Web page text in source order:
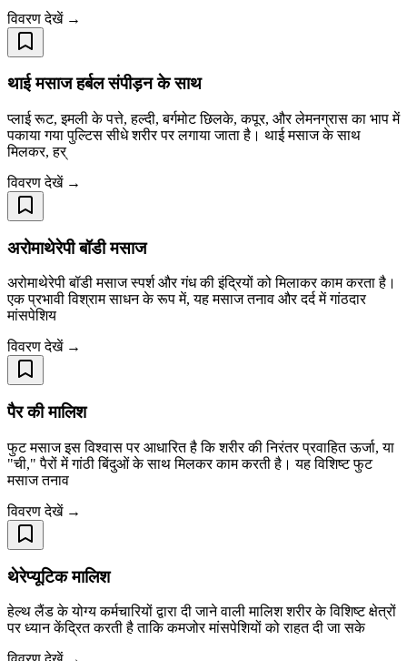
विवरण देखें →
थाई मसाज हर्बल संपीड़न के साथ
प्लाई रूट, इमली के पत्ते, हल्दी, बर्गमोट छिलके, कपूर, और लेमनग्रास का भाप में
पकाया गया पुल्टिस सीधे शरीर पर लगाया जाता है। थाई मसाज के साथ
मिलकर, हर्
विवरण देखें →
अरोमाथेरेपी बॉडी मसाज
अरोमाथेरेपी बॉडी मसाज स्पर्श और गंध की इंद्रियों को मिलाकर काम करता है।
एक प्रभावी विश्राम साधन के रूप में, यह मसाज तनाव और दर्द में गांठदार
मांसपेशिय
विवरण देखें →
पैर की मालिश
फुट मसाज इस विश्वास पर आधारित है कि शरीर की निरंतर प्रवाहित ऊर्जा, या
"ची," पैरों में गांठी बिंदुओं के साथ मिलकर काम करती है। यह विशिष्ट फुट
मसाज तनाव
विवरण देखें →
थेरेप्यूटिक मालिश
हेल्थ लैंड के योग्य कर्मचारियों द्वारा दी जाने वाली मालिश शरीर के विशिष्ट क्षेत्रों
पर ध्यान केंद्रित करती है ताकि कमजोर मांसपेशियों को राहत दी जा सके